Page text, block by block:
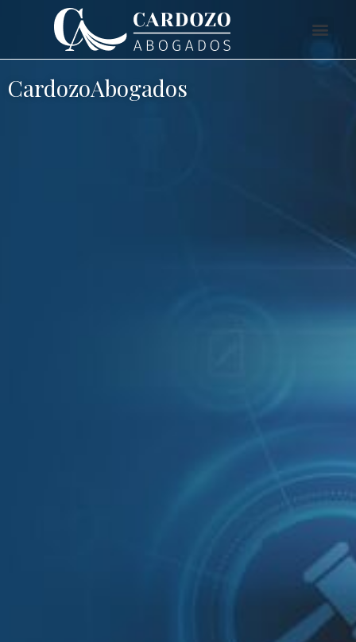
CardozoAbogados